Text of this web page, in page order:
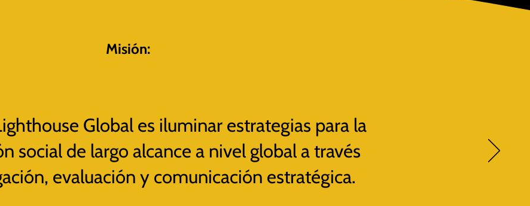
Misión:
Global es iluminar estrategias para la
social de largo alcance a nivel global a través
evaluación y comunicación estratégica.